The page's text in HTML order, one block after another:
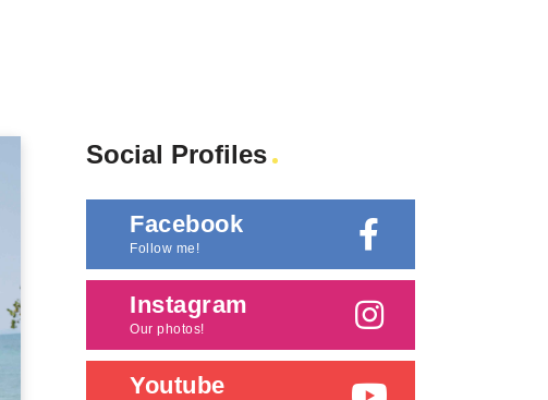
Social Profiles
Facebook
Follow me!
Instagram
Our photos!
Youtube